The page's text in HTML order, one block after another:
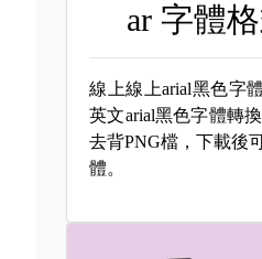
ar 字體
線上線上arial黑色字
英文arial黑色字體轉
去背PNG檔，下載後
體。